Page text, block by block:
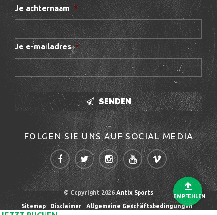
Je achternaam *
Je e-mailadres *
SENDEN
FOLGEN SIE UNS AUF SOCIAL MEDIA
© Copyright 2026 Antix Sports
Sitemap Disclaimer Allgemeine Geschäftsbedingungen
EMPFEHLEN